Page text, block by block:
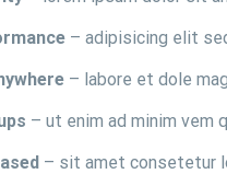
– adipisicing elit
– labore et dole
– ut enim ad minim vem
– sit amet consetetur